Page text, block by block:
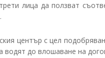
лица да ползват
център с цел
водят до влошаване на